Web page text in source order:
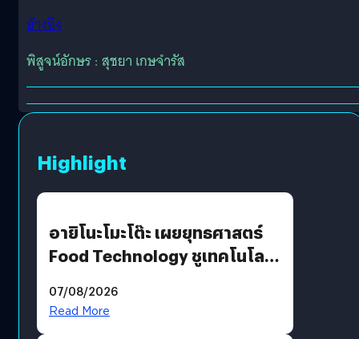
อ้างอิง
พิสูจน์อักษร : สุชยา เกษจำรัส
Highlight
อายิโนะโมะโต๊ะ เผยยุทธศาสตร์
Food Technology ชูเทคโนโลยี
บริโภคและ B2B
07/08/2026
Read More